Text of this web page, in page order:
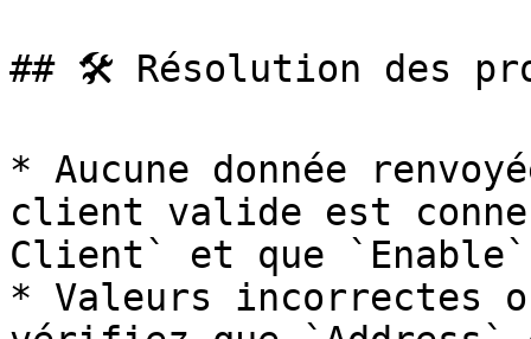
## 🛠️ Résolution des
* Aucune donnée
client valide est
Client` et que
* Valeurs incorrectes